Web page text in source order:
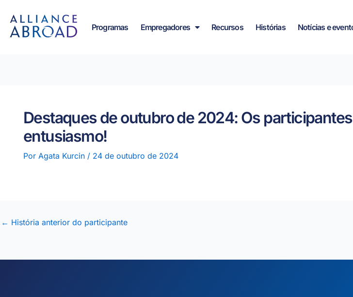
conteúdo
para
Programas Empregadores Recursos Histórias Notícias e
Destaques de outubro de 2024: Os
entusiasmo!
Por Agata Kurcin / 24 de outubro de 2024
← História anterior do participante